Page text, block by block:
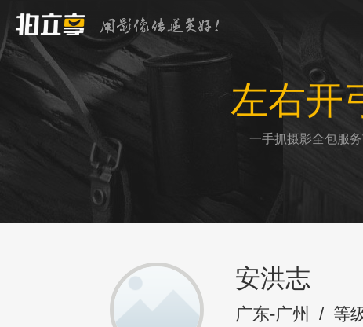
左右开
一手抓摄影全包服
安洪志
广东-广州 / 等